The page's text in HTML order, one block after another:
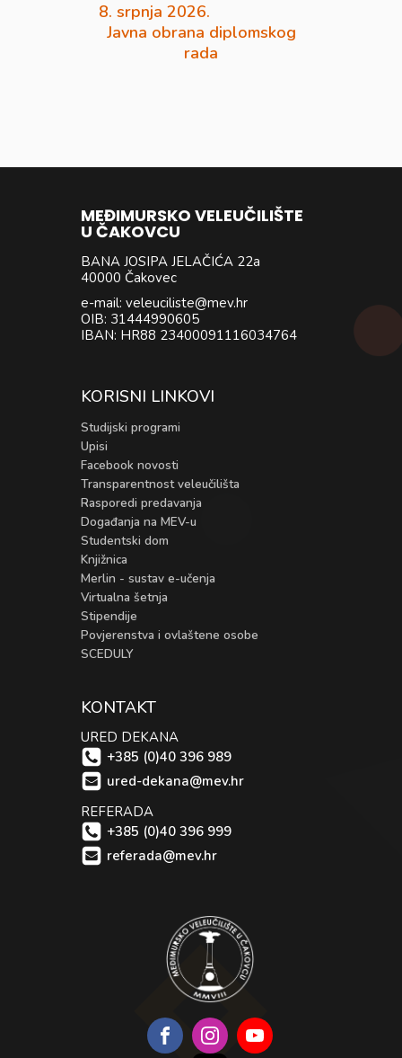
8. srpnja 2026.
Javna obrana diplomskog
rada
MEĐIMURSKO VELEUČILIŠTE
U ČAKOVCU
BANA JOSIPA JELAČIĆA 22a
40000 Čakovec
e-mail: veleuciliste@mev.hr
OIB: 31444990605
IBAN: HR88 23400091116034764
KORISNI LINKOVI
Studijski programi
Upisi
Facebook novosti
Transparentnost veleučilišta
Rasporedi predavanja
Događanja na MEV-u
Studentski dom
Knjižnica
Merlin - sustav e-učenja
Virtualna šetnja
Stipendije
Povjerenstva i ovlaštene osobe
SCEDULY
KONTAKT
URED DEKANA
+385 (0)40 396 989
ured-dekana@mev.hr
REFERADA
+385 (0)40 396 999
referada@mev.hr